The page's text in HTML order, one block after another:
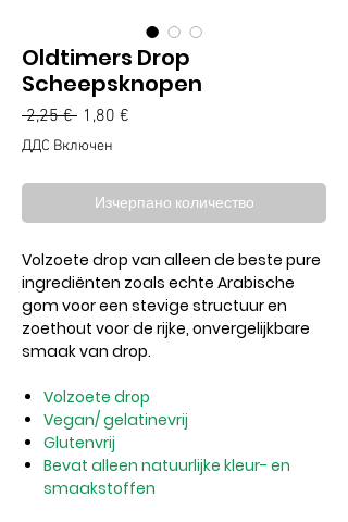
Oldtimers Drop
Scheepsknopen
2,25 € Редовна
цена
1,80 €
ДДС Включен
Изчерпано количество
Volzoete drop van alleen de beste pure
ingrediënten zoals echte Arabische
gom voor een stevige structuur en
zoethout voor de rijke, onvergelijkbare
smaak van drop.
Volzoete drop
Vegan/ gelatinevrij
Glutenvrij
Bevat alleen natuurlijke kleur- en
smaakstoffen